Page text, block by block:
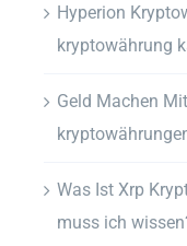
Hyperion
kryptowährung
Geld Machen
Was Ist Xrp
muss ich